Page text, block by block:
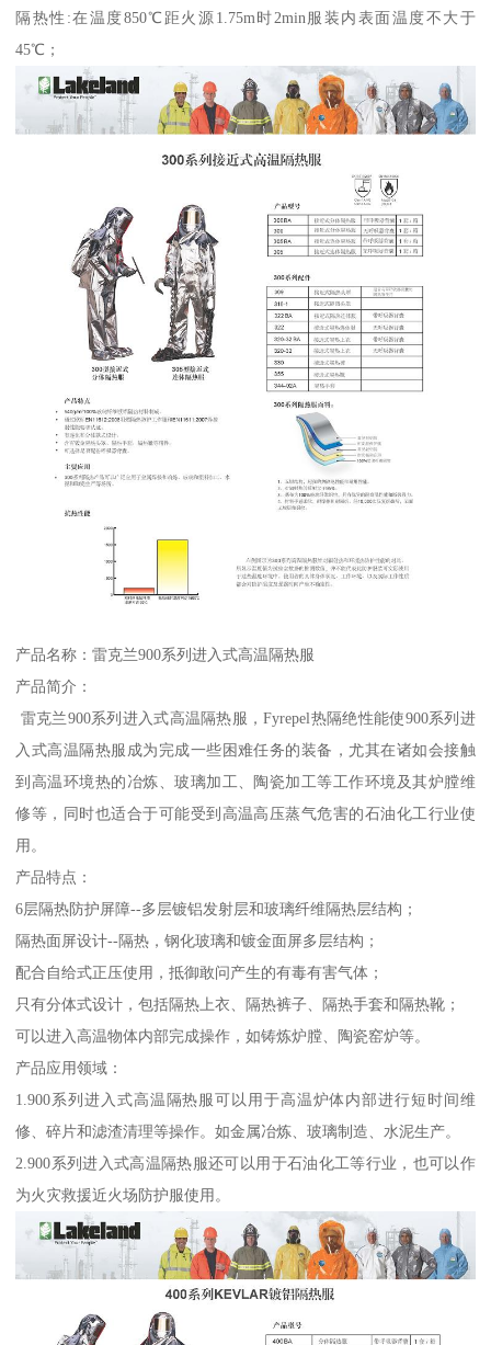
隔热性:在温度850℃距火源1.75m时2min服装内表面温度不大于
45℃；
产品名称：雷克兰900系列进入式高温隔热服
产品简介：
雷克兰900系列进入式高温隔热服，Fyrepel热隔绝性能使900系列进
入式高温隔热服成为完成一些困难任务的装备，尤其在诸如会接触
到高温环境热的冶炼、玻璃加工、陶瓷加工等工作环境及其炉膛维
修等，同时也适合于可能受到高温高压蒸气危害的石油化工行业使
用。
产品特点：
6层隔热防护屏障--多层镀铝发射层和玻璃纤维隔热层结构；
隔热面屏设计--隔热，钢化玻璃和镀金面屏多层结构；
配合自给式正压使用，抵御敢问产生的有毒有害气体；
只有分体式设计，包括隔热上衣、隔热裤子、隔热手套和隔热靴；
可以进入高温物体内部完成操作，如铸炼炉膛、陶瓷窑炉等。
产品应用领域：
1.900系列进入式高温隔热服可以用于高温炉体内部进行短时间维
修、碎片和滤渣清理等操作。如金属冶炼、玻璃制造、水泥生产。
2.900系列进入式高温隔热服还可以用于石油化工等行业，也可以作
为火灾救援近火场防护服使用。